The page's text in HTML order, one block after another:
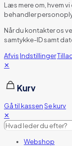
Læs mere om, hvem
behandler
Når du kontakter os
samtykke-ID samt
AfvisIndstillinger
✕
Kurv
Gå til kassenSe kurv
✕
Webshop